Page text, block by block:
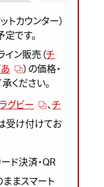
カウンター）
です。
イン販売（チ
）の価格・
ください。
グビー 、 チ
受け付けてお
ード決済・QR
まスマート